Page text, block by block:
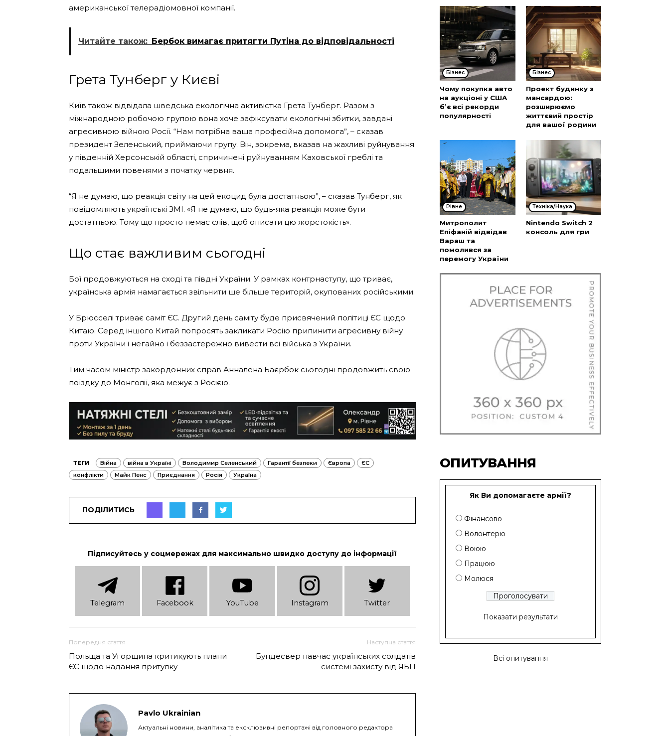
американської телерадіомовної компанії.
Читайте також: Бербок вимагає притягти Путіна до відповідальності
Грета Тунберг у Києві
Київ також відвідала шведська екологічна активістка Грета Тунберг. Разом з
міжнародною робочою групою вона хоче зафіксувати екологічні збитки, завдані
агресивною війною Росії. “Нам потрібна ваша професійна допомога”, – сказав
президент Зеленський, приймаючи групу. Він, зокрема, вказав на жахливі руйнування
у південній Херсонській області, спричинені руйнуванням Каховської греблі та
подальшими повенями з початку червня.
“Я не думаю, що реакція світу на цей екоцид була достатньою”, – сказав Тунберг, як
повідомляють українські ЗМІ. «Я не думаю, що будь-яка реакція може бути
достатньою. Тому що просто немає слів, щоб описати цю жорстокість».
Що стає важливим сьогодні
Бої продовжуються на сході та півдні України. У рамках контрнаступу, що триває,
українська армія намагається звільнити ще більше територій, окупованих російськими.
У Брюсселі триває саміт ЄС. Другий день саміту буде присвячений політиці ЄС щодо
Китаю. Серед іншого Китай попросять закликати Росію припинити агресивну війну
проти України і негайно і беззастережно вивести всі війська з України.
Тим часом міністр закордонних справ Анналена Баєрбок сьогодні продовжить свою
поїздку до Монголії, яка межує з Росією.
ТЕГИ Війна війна в Україні Володимир Селенський Гарантії безпеки Європа
ЄС
конфлікти
Майк Пенс Приєднання Росія Україна
ПОДІЛИТИСЬ
Підписуйтесь у соцмережах для максимально швидко доступу до інформації
Telеgram Facebook YouTube Instagram Twitter
Попередня стаття
Польща та Угорщина критикують плани
ЄС щодо надання притулку
Наступна стаття
Бундесвер навчає українських солдатів
системі захисту від ЯБП
Pavlo Ukrainian
Актуальні новини, аналітика та ексклюзивні репортажі від головного редактора
Бізнес
Чому покупка авто
на аукціоні у США
б’є всі рекорди
популярності
Бізнес
Проект будинку з
мансардою:
розширюємо
життєвий простір
для вашої родини
Рівне
Митрополит
Епіфаній відвідав
Вараш та
помолився за
перемогу України
Техніка/Наука
Nintendo Switch 2
консоль для гри
ОПИТУВАННЯ
Як Ви допомагаєте армії?
Фінансово
Волонтерю
Воюю
Працюю
Молюся
Показати результати
Всі опитування